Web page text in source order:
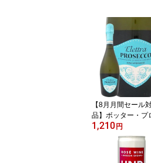
【8月月間セール
品】ボッター・プ
コ・スプマンテ“エ
ラ” イタリア 白ス
リングワイン
スプマンテ プロセ
1,210円